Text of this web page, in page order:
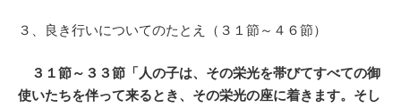
３、良き行いについてのたとえ（３１節～４６節）
３１節～３３節「人の子は、その栄光を帯びてすべての御
使いたちを伴って来るとき、その栄光の座に着きます。そし